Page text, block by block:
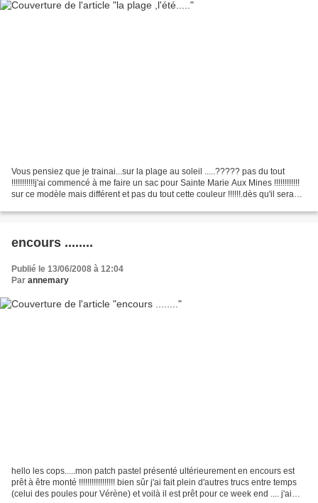
Vous pensiez que je trainai...sur la plage au soleil .....????? pas du tout
!!!!!!!!!!!j'ai commencé à me faire un sac pour Sainte Marie Aux Mines !!!!!!!!!!!!
sur ce modèle mais différent et pas du tout cette couleur !!!!!!.dès qu'il sera
encours ........
Publié le 13/06/2008 à 12:04
Par annemary
hello les cops.....mon patch pastel présenté ultérieurement en encours est
prêt à être monté !!!!!!!!!!!!!!!!! bien sûr j'ai fait plein d'autres trucs entre temps
(celui des poules pour Vérène) et voilà il est prêt pour ce week end .... j'ai